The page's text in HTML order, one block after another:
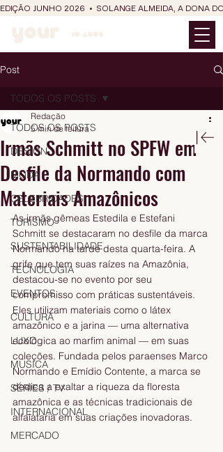
EDIÇÃO JUNHO 2026  •  SOLANGE ALMEIDA, A DONA
Post
TODOS OS POSTS
DESIGN
MODA
CELEBRIDADES
TURISMO
SUSTENTABILIDADE
TECNOLOGIA
EVENTOS
CULTURA
LUXO
MÚSICA
SÉRIES / TV
INTERNACIONAL
MERCADO
TODOS OS POSTS
Irmãs Schmitt no SPFW em
Desfile da Normando com
Materiais Amazônicos
Redação
5 min de leitura
As irmãs gêmeas Estedila e Estefani
Schmitt se destacaram no desfile da marca
Normando na tarde desta quarta-feira. A
grife que tem suas raízes na Amazônia,
destacou-se no evento por seu
compromisso com práticas sustentáveis.
Eles utilizam materiais como o látex
amazônico e a jarina — uma alternativa
ecológica ao marfim animal — em suas
coleções. Fundada pelos paraenses Marco
Normando e Emídio Contente, a marca se
dedica a exaltar a riqueza da floresta
amazônica e as técnicas tradicionais de
alfaiataria em suas criações inovadoras.